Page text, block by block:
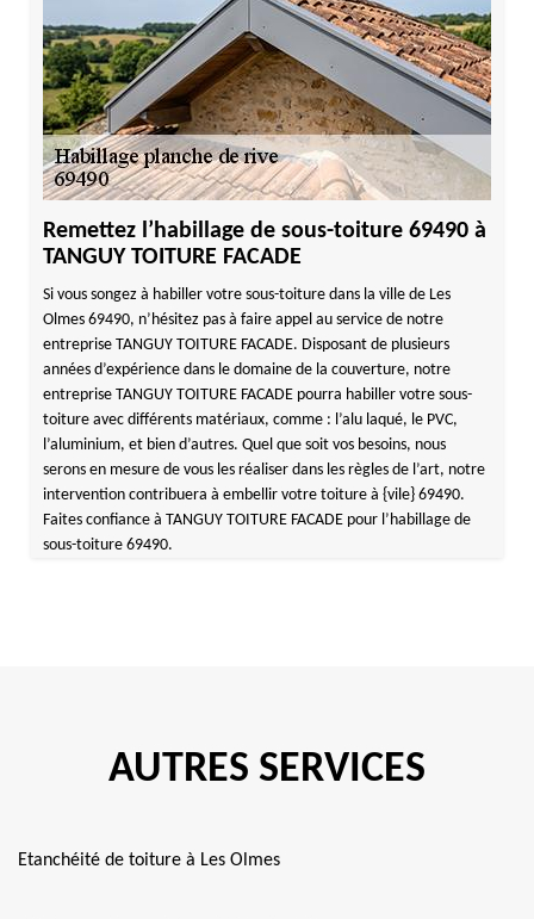
Remettez l’habillage de sous-toiture 69490 à
TANGUY TOITURE FACADE
Si vous songez à habiller votre sous-toiture dans la ville de Les
Olmes 69490, n’hésitez pas à faire appel au service de notre
entreprise TANGUY TOITURE FACADE. Disposant de plusieurs
années d’expérience dans le domaine de la couverture, notre
entreprise TANGUY TOITURE FACADE pourra habiller votre sous-
toiture avec différents matériaux, comme : l’alu laqué, le PVC,
l’aluminium, et bien d’autres. Quel que soit vos besoins, nous
serons en mesure de vous les réaliser dans les règles de l’art, notre
intervention contribuera à embellir votre toiture à {vile} 69490.
Faites confiance à TANGUY TOITURE FACADE pour l’habillage de
sous-toiture 69490.
AUTRES SERVICES
Etanchéité de toiture à Les Olmes